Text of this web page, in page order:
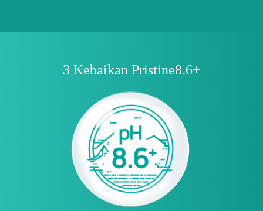
3 Kebaikan Pristine8.6+